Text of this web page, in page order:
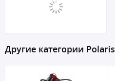
Другие категории Polaris